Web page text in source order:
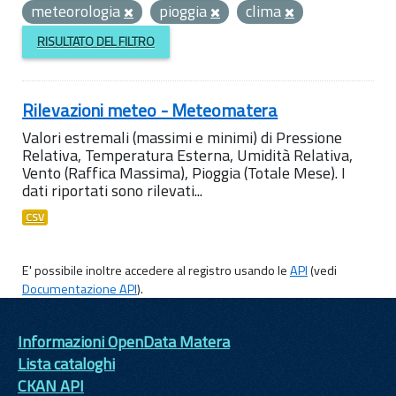
meteorologia
pioggia clima
RISULTATO DEL FILTRO
Rilevazioni meteo - Meteomatera
Valori estremali (massimi e minimi) di Pressione
Relativa, Temperatura Esterna, Umidità Relativa,
Vento (Raffica Massima), Pioggia (Totale Mese). I
dati riportati sono rilevati...
CSV
E' possibile inoltre accedere al registro usando leAPI(vedi
Documentazione API).
Informazioni OpenData Matera
Lista cataloghi
CKAN API